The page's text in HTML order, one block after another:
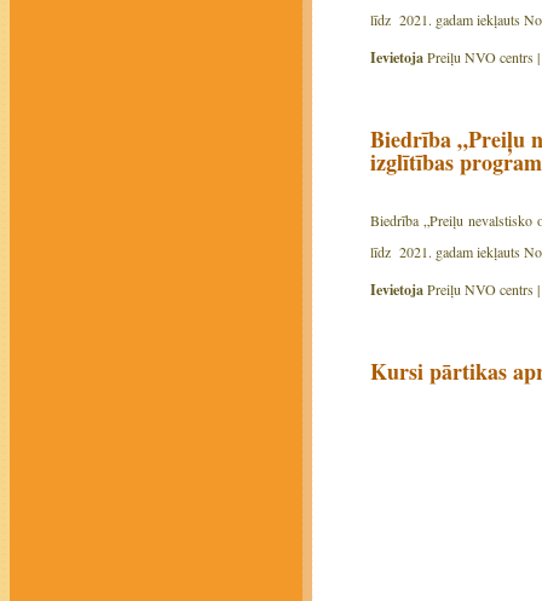
līdz 2021. gadam iekļauts
IevietojaPreiļu NVO centrs |
Biedrība „Preiļu
izglītības
Biedrība „Preiļu nevalstisko
līdz 2021. gadam iekļauts
IevietojaPreiļu NVO centrs |
Kursi pārtikas